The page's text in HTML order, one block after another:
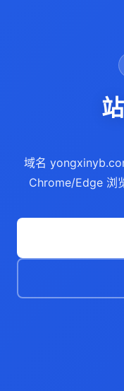
域名
Chrome/Edge 浏